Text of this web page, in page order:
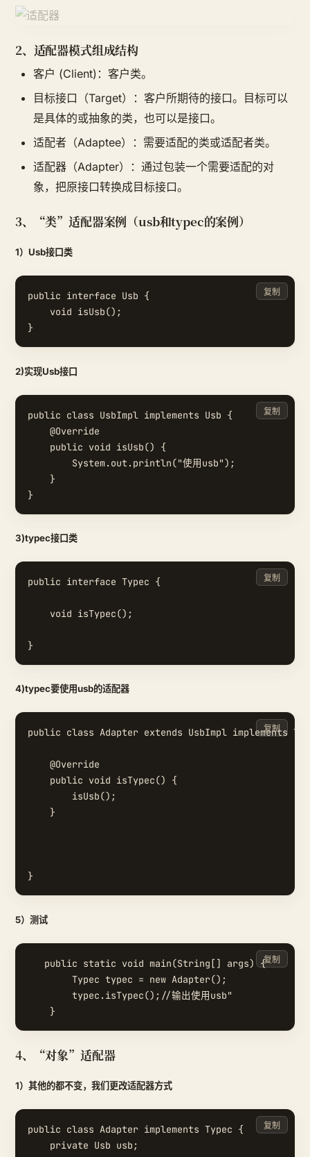
2、适配器模式组成结构
客户 (Client)：客户类。
目标接口（Target）：客户所期待的接口。目标可以
是具体的或抽象的类，也可以是接口。
适配者（Adaptee）：需要适配的类或适配者类。
适配器（Adapter）：通过包装一个需要适配的对
象，把原接口转换成目标接口。
3、“类”适配器案例（usb和typec的案例）
1）Usb接口类
public interface Usb {
    void isUsb();
复制
2)实现Usb接口
public class UsbImpl implements Usb {
    @Override
    public void isUsb() {
        System.out.println("使用usb");
    }
复制
3)typec接口类
public interface Typec {
    void isTypec();
复制
4)typec要使用usb的适配器
public class Adapter extends UsbImpl implements
    @Override
    public void isTypec() {
        isUsb();
    }
复制
5）测试
   public static void main(String[] args) {
        Typec typec = new Adapter();
        typec.isTypec();//输出使用usb"
复制
4、“对象”适配器
1）其他的都不变，我们更改适配器方式
public class Adapter implements Typec {
    private Usb usb;
复制